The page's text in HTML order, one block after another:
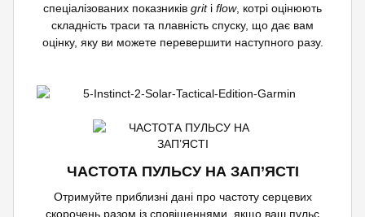
спеціалізованих показників gritі flow, котрі оцінюють
складність траси та плавність спуску, що дає вам
оцінку, яку ви можете перевершити наступного разу.
ЧАСТОТА ПУЛЬСУ НА ЗАП’ЯСТІ
Отримуйте приблизні дані про частоту серцевих
скорочень разом із сповіщеннями, якщо ваш пульс